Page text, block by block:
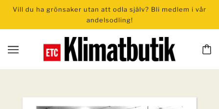
Vill du ha grönsaker utan att odla själv? Bli medlem i vår
andelsodling!